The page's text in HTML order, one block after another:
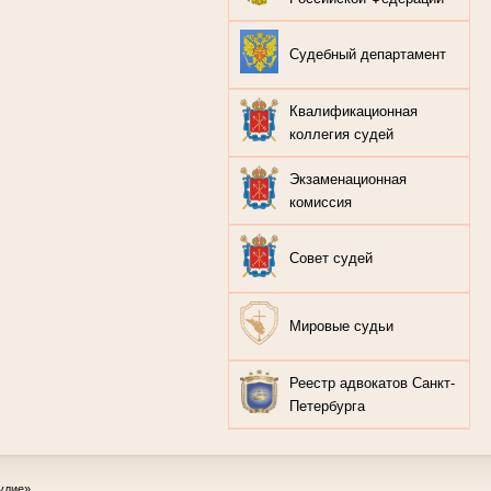
Судебный департамент
Квалификационная
коллегия судей
Экзаменационная
комиссия
Совет судей
Мировые судьи
Реестр адвокатов Санкт-
Петербурга